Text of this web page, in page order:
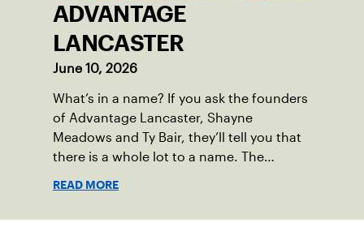
ADVANTAGE
LANCASTER
June 10, 2026
What’s in a name? If you ask the founders
of Advantage Lancaster, Shayne
Meadows and Ty Bair, they’ll tell you that
there is a whole lot to a name. The
READ MORE